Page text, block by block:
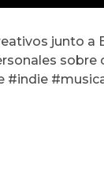
junto
#indie